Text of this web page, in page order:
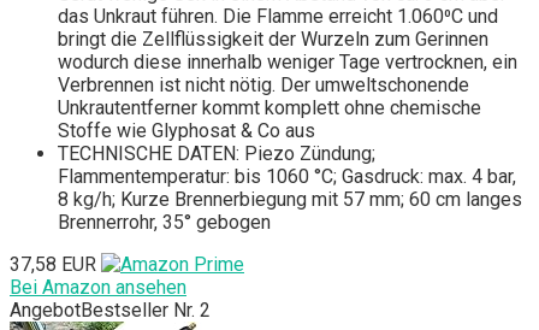
das Unkraut führen. Die Flamme erreicht 1.060⁰C und
bringt die Zellflüssigkeit der Wurzeln zum Gerinnen
wodurch diese innerhalb weniger Tage vertrocknen, ein
Verbrennen ist nicht nötig. Der umweltschonende
Unkrautentferner kommt komplett ohne chemische
Stoffe wie Glyphosat & Co aus
TECHNISCHE DATEN: Piezo Zündung;
Flammentemperatur: bis 1060 °C; Gasdruck: max. 4 bar,
8 kg/h; Kurze Brennerbiegung mit 57 mm; 60 cm langes
Brennerrohr, 35° gebogen
37,58 EUR
Bei Amazon ansehen
AngebotBestseller Nr. 2